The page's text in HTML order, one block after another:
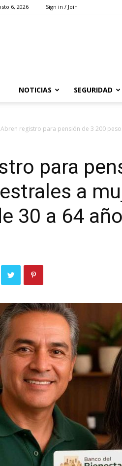
6, 2026 Sign in / Join
NOTICIAS SEGURIDAD
Abren registro para pensión de 3 200
para
a
30 a 64